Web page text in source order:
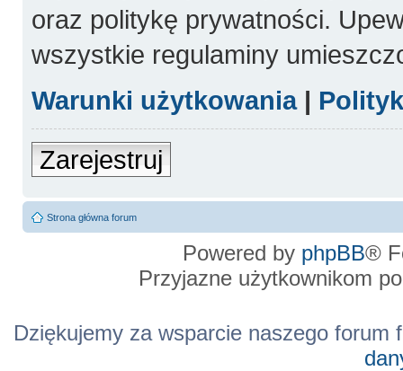
oraz politykę prywatności.
wszystkie regulaminy
Warunki użytkowania|
Zarejestruj
Strona główna forum
Powered by phpBB®
Przyjazne użytkownikom
Dziękujemy za wsparcie naszego